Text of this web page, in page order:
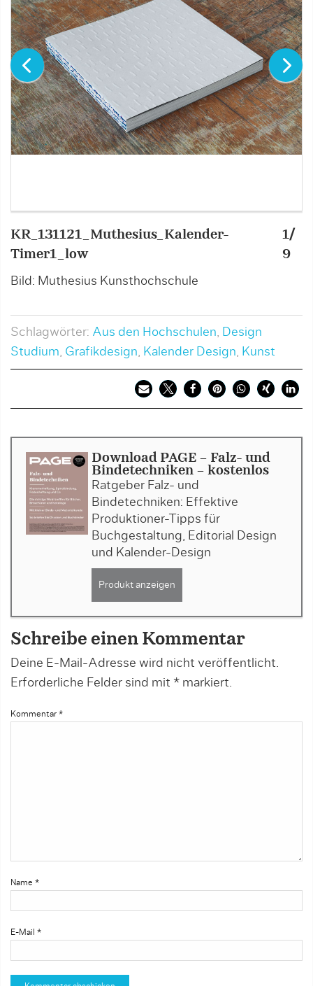
KR_131121_Muthesius_Kalender-
Timer1_low
Bild: Muthesius Kunsthochschule
1/
9
Schlagwörter: Aus den Hochschulen, Design
Studium, Grafikdesign, Kalender Design, Kunst
Download PAGE - Falz- und
Bindetechniken - kostenlos
Ratgeber Falz- und
Bindetechniken: Effektive
Produktioner-Tipps für
Buchgestaltung, Editorial Design
und Kalender-Design
Produkt anzeigen
Schreibe einen Kommentar
Deine E-Mail-Adresse wird nicht veröffentlicht.
Erforderliche Felder sind mit * markiert.
Kommentar *
Name *
E-Mail *